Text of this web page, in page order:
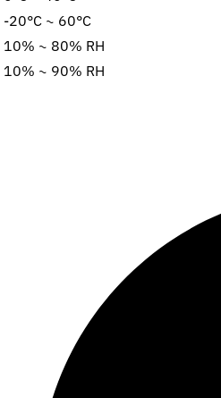
-20°C ~ 60°C
10% ~ 80% RH
10% ~ 90% RH